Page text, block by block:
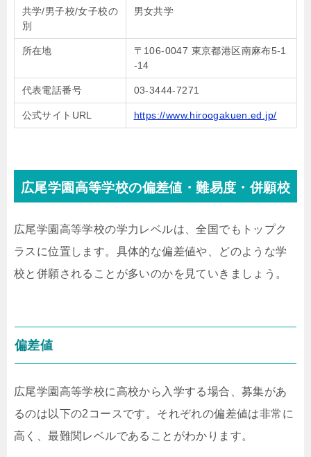
共学/男子校/女子校の
別
男女共学
所在地
〒106-0047 東京都港区南麻布5-1
-14
代表電話番号 03-3444-7271
公式サイトURL https://www.hiroogakuen.ed.jp/
広尾学園高等学校の偏差値・難易度・併願校
広尾学園高等学校の学力レベルは、全国でもトップク
ラスに位置します。具体的な偏差値や、どのような学
校と併願されることが多いのかを見ていきましょう。
偏差値
広尾学園高等学校に高校から入学する場合、募集があ
るのは以下の2コースです。それぞれの偏差値は非常に
高く、最難関レベルであることがわかります。